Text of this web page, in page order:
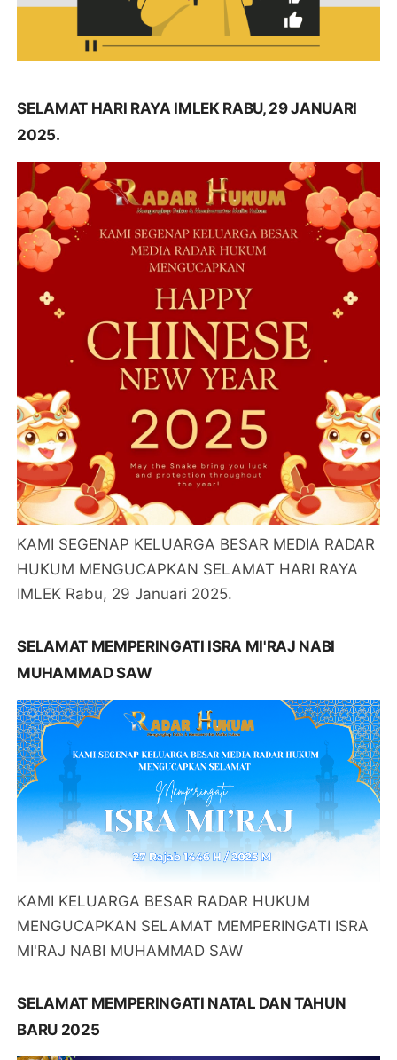
SELAMAT HARI RAYA IMLEK RABU, 29 JANUARI
2025.
KAMI SEGENAP KELUARGA BESAR MEDIA RADAR
HUKUM MENGUCAPKAN SELAMAT HARI RAYA
IMLEK Rabu, 29 Januari 2025.
SELAMAT MEMPERINGATI ISRA MI'RAJ NABI
MUHAMMAD SAW
KAMI KELUARGA BESAR RADAR HUKUM
MENGUCAPKAN SELAMAT MEMPERINGATI ISRA
MI'RAJ NABI MUHAMMAD SAW
SELAMAT MEMPERINGATI NATAL DAN TAHUN
BARU 2025